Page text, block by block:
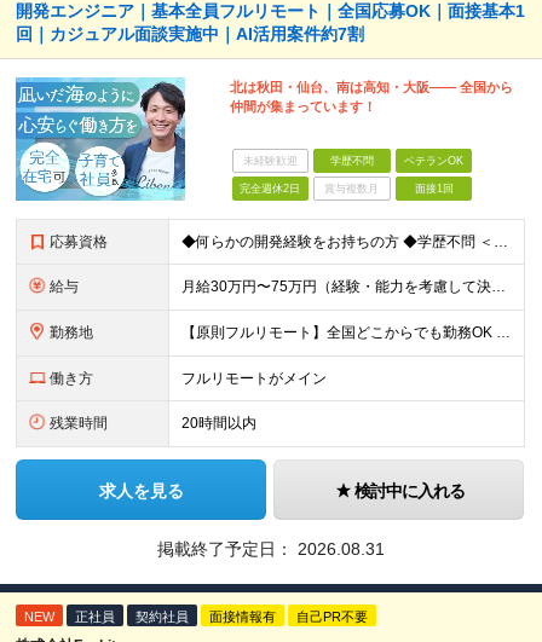
開発エンジニア｜基本全員フルリモート｜全国応募OK｜面接基本1
回｜カジュアル面談実施中｜AI活用案件約7割
北は秋田・仙台、南は高知・大阪—— 全国から
仲間が集まっています！
未経験歓迎 学歴不問 ベテランOK
完全週休2日 賞与複数月 面接1回
応募資格 ◆何らかの開発経験をお持ちの方 ◆学歴不問 ＜特に歓迎する方＞ ◎リーダー経験・PM経験のある方（優遇します） ◎フルリモートでも自律的に動ける方 ◎自社サービスや受託開発にゆくゆく携わりたい方 ◎
給与 月給30万円〜75万円（経験・能力を考慮して決定） ※固定残業代20時間分（4.0〜10.2万円）含む／超過分は全額支給 ※経験・スキルを考慮のうえ決定いたします ※6ヶ月の試用期間あり。期間中の待遇
勤務地 【原則フルリモート】全国どこからでも勤務OK ※希望に応じてオフィス勤務も可能 ■本社（湘南本社） 神奈川県藤沢市辻堂神台2-2-1 アイクロス湘南8階 └JR東海道線「辻堂駅」徒歩3分 ■東北支
働き方 フルリモートがメイン
残業時間 20時間以内
求人を見る 検討中に入れる
掲載終了予定日： 2026.08.31
NEW 正社員 契約社員 面接情報有 自己PR不要